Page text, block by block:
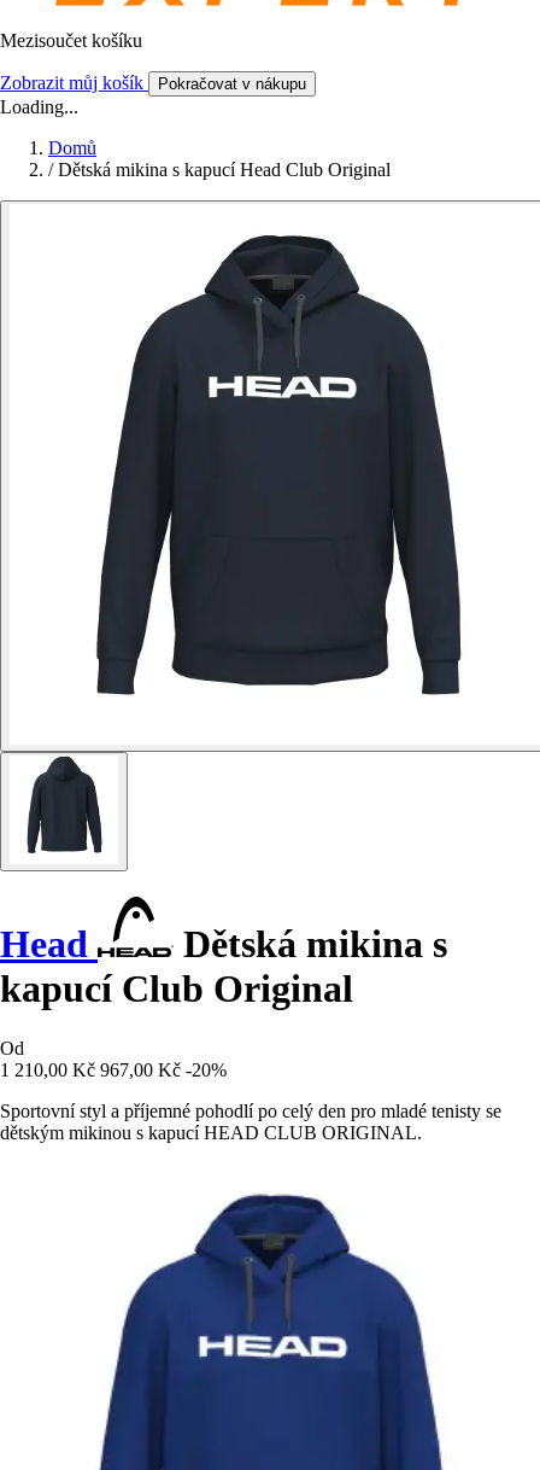
Mezisoučet košíku
Zobrazit můj košík Pokračovat v nákupu
Loading...
Domů
/ Dětská mikina s kapucí Head Club Original
Head
Dětská mikina s
kapucí Club Original
Od
1 210,00 Kč 967,00 Kč -20%
Sportovní styl a příjemné pohodlí po celý den pro mladé tenisty se
dětským mikinou s kapucí HEAD CLUB ORIGINAL.